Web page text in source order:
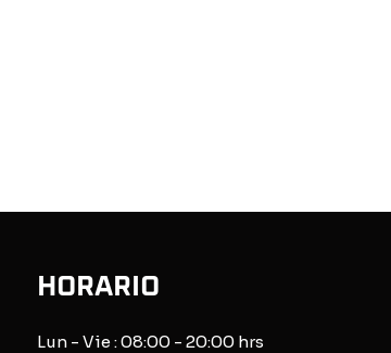
HORARIO
Lun - Vie : 08:00 - 20:00 hrs